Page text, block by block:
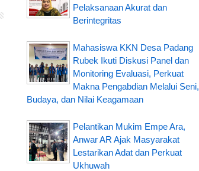
Pelaksanaan Akurat dan
Berintegritas
Mahasiswa KKN Desa Padang
Rubek Ikuti Diskusi Panel dan
Monitoring Evaluasi, Perkuat
Makna Pengabdian Melalui Seni,
Budaya, dan Nilai Keagamaan
Pelantikan Mukim Empe Ara,
Anwar AR Ajak Masyarakat
Lestarikan Adat dan Perkuat
Ukhuwah